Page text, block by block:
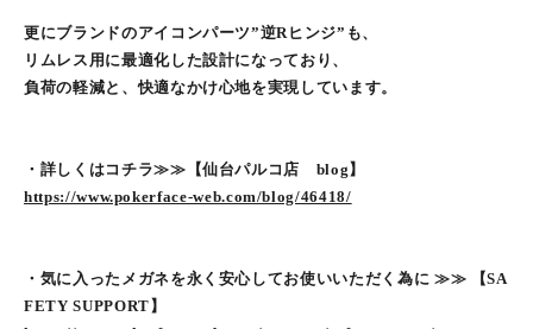
更にブランドのアイコンパーツ”逆Rヒンジ”も、
リムレス用に最適化した設計になっており、
負荷の軽減と、快適なかけ心地を実現しています。
・詳しくはコチラ≫≫【仙台パルコ店 blog】
https://www.pokerface-web.com/blog/46418/
・気に入ったメガネを永く安心してお使いいただく為に ≫≫ 【SA
FETY SUPPORT】